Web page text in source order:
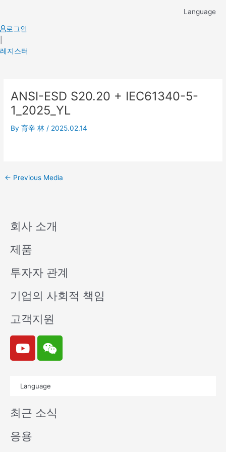
content
Language
로그인
레지스터
ANSI-ESD S20.20 + IEC61340-5-
1_2025_YL
By育辛 林 / 2025.02.14
navigation
← Previous Media
회사 소개
제품
투자자 관계
기업의 사회적 책임
고객지원
Y
o
u
e
W
e
i
n
Language
최근 소식
응용